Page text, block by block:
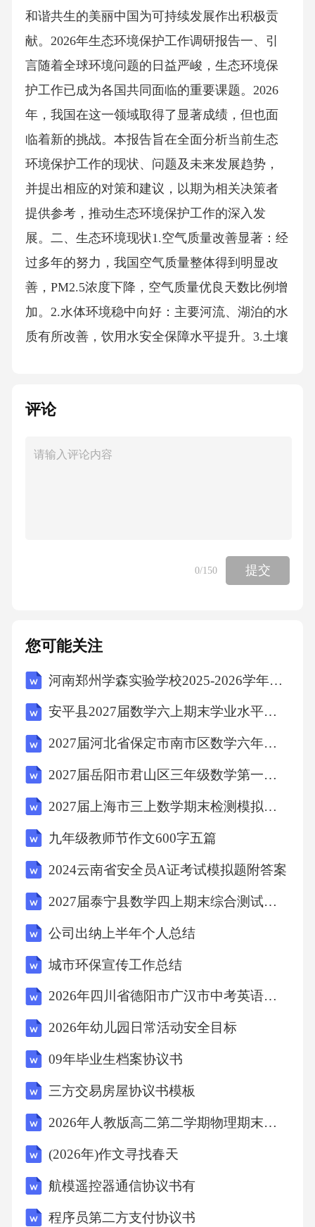
和谐共生的美丽中国为可持续发展作出积极贡
献。2026年生态环境保护工作调研报告一、引
言随着全球环境问题的日益严峻，生态环境保
护工作已成为各国共同面临的重要课题。2026
年，我国在这一领域取得了显著成绩，但也面
临着新的挑战。本报告旨在全面分析当前生态
环境保护工作的现状、问题及未来发展趋势，
并提出相应的对策和建议，以期为相关决策者
提供参考，推动生态环境保护工作的深入发
展。二、生态环境现状1.空气质量改善显著：经
过多年的努力，我国空气质量整体得到明显改
善，PM2.5浓度下降，空气质量优良天数比例增
加。2.水体环境稳中向好：主要河流、湖泊的水
质有所改善，饮用水安全保障水平提升。3.土壤
保护工作中的重要环节。4.生态系统保护取得进
进，生物多样性保护得到加强。三、主要挑战
与经济发展的矛盾：如何在推动经济发展的同
时保护生态环境，实现可持续发展，是当前面
众参与度不高，环保意识和行动有待加强。4.监
管体系尚待完善：生态环境监管体系需要进一
步完善，监管能力和效率有待提高。四、发展
发展，智能化监管将在生态环境保护工作中发
挥更大作用，提高监管效率和准确性。2.生态保
护与经济发展融合：未来，生态保护与经济发
展将更加紧密地融合在一起，形成相互促进的
普及，公众将更加积极地参与到生态环境保护
工作中来。4.国际合作加强：全球环境问题需各
国共同应对，未来我国将加强与其他国家的合
作，共同推进全球生态环境保护工作。五、对
策与建议1.加大治理力度，确保任务完成：继续
加大生态环境保护工作力度，确保各项治理任
务顺利完成。2.推动绿色发展，促进经济转型：
推动绿色产业的发展，优化经济结构，实现经
教育，提高公众参与度：加强生态环境保护宣
传教育，提高公众环保意识和参与度。4.完善监
管体系，提高监管效能：进一步完善生态环境
监管体系，加强监管能力和效率建设，实现全
方位、全过程的监管。六、结语生态环境保护
工作是一项长期而艰巨的任务，需要全社会的
评论
0/150 提交
您可能关注
河南郑州学森实验学校2025-2026学年高一下学期5月期中语文试题（文字版含答案）
安平县2027届数学六上期末学业水平测试模拟试题含解析
2027届河北省保定市南市区数学六年级第一学期期末监测试题含解析
2027届岳阳市君山区三年级数学第一学期期末联考模拟试题含解析
2027届上海市三上数学期末检测模拟试题含解析
九年级教师节作文600字五篇
2024云南省安全员A证考试模拟题附答案
2027届泰宁县数学四上期末综合测试模拟试题含解析
公司出纳上半年个人总结
城市环保宣传工作总结
2026年四川省德阳市广汉市中考英语一模试卷(含详细答案解析)
2026年幼儿园日常活动安全目标
09年毕业生档案协议书
三方交易房屋协议书模板
2026年人教版高二第二学期物理期末县域统考评估试卷（附答案可下载）
(2026年)作文寻找春天
航模遥控器通信协议书有
程序员第二方支付协议书